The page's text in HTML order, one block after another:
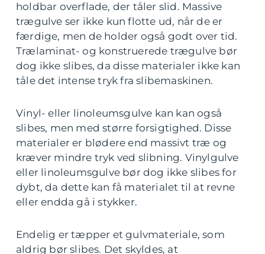
holdbar overflade, der tåler slid. Massive
trægulve ser ikke kun flotte ud, når de er
færdige, men de holder også godt over tid.
Trælaminat- og konstruerede trægulve bør
dog ikke slibes, da disse materialer ikke kan
tåle det intense tryk fra slibemaskinen.
Vinyl- eller linoleumsgulve kan kan også
slibes, men med større forsigtighed. Disse
materialer er blødere end massivt træ og
kræver mindre tryk ved slibning. Vinylgulve
eller linoleumsgulve bør dog ikke slibes for
dybt, da dette kan få materialet til at revne
eller endda gå i stykker.
Endelig er tæpper et gulvmateriale, som
aldrig bør slibes. Det skyldes, at